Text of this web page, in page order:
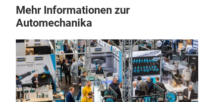
Mehr Informationen zur
Automechanika